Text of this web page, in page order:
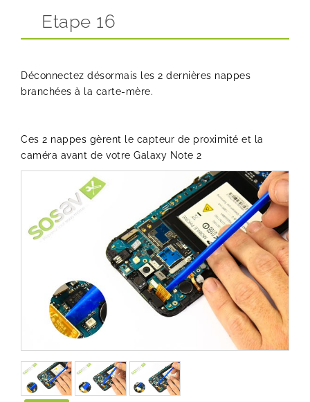
Etape 16
Déconnectez désormais les 2 dernières nappes
branchées à la carte-mère.
Ces 2 nappes gèrent le capteur de proximité et la
caméra avant de votre Galaxy Note 2